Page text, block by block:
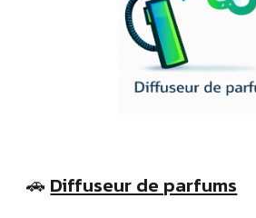
🚗 Diffuseur de parfums